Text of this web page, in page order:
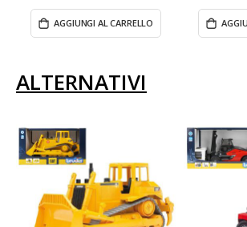
AGGIUNGI AL CARRELLO
ALTERNATIVI